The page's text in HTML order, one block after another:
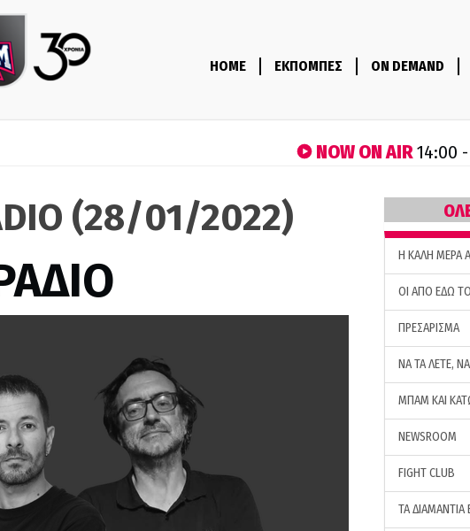
HOME ΕΚΠΟΜΠΕΣ ON DEMAND
NOW ON AIR14:00
(28/01/2022)
H ΚΑΛΗ ΜΕΡΑ
ΟΙ ΑΠΟ ΕΔΩ
ΠΡΕΣΑΡΙΣΜΑ
ΝΑ ΤΑ ΛΕΤΕ,
ΜΠΑΜ ΚΑΙ
NEWSROOM
FIGHT CLUB
ΤΑ ΔΙΑΜΑΝΤΙΑ